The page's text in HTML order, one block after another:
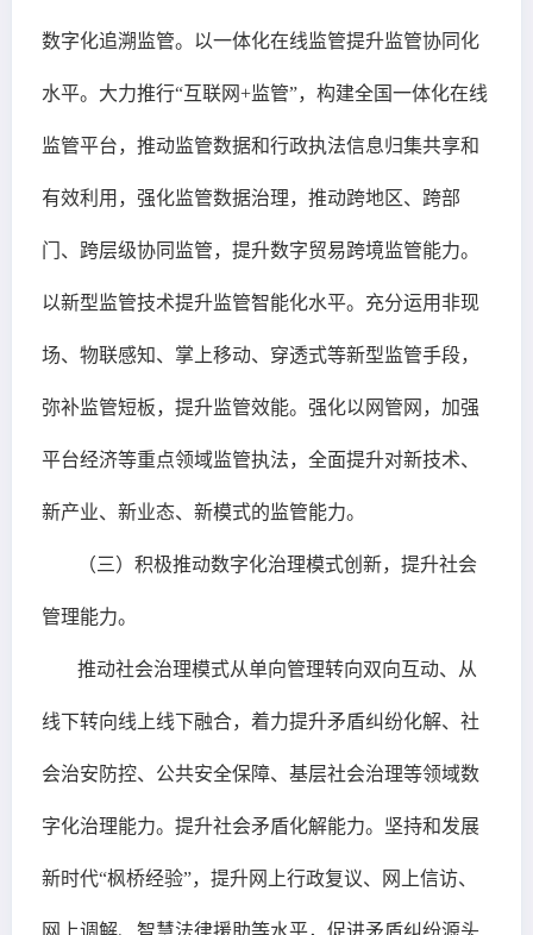
数字化追溯监管。以一体化在线监管提升监管协同化
水平。大力推行“互联网+监管”，构建全国一体化在线
监管平台，推动监管数据和行政执法信息归集共享和
有效利用，强化监管数据治理，推动跨地区、跨部
门、跨层级协同监管，提升数字贸易跨境监管能力。
以新型监管技术提升监管智能化水平。充分运用非现
场、物联感知、掌上移动、穿透式等新型监管手段，
弥补监管短板，提升监管效能。强化以网管网，加强
平台经济等重点领域监管执法，全面提升对新技术、
新产业、新业态、新模式的监管能力。
（三）积极推动数字化治理模式创新，提升社会
管理能力。
推动社会治理模式从单向管理转向双向互动、从
线下转向线上线下融合，着力提升矛盾纠纷化解、社
会治安防控、公共安全保障、基层社会治理等领域数
字化治理能力。提升社会矛盾化解能力。坚持和发展
新时代“枫桥经验”，提升网上行政复议、网上信访、
网上调解、智慧法律援助等水平，促进矛盾纠纷源头